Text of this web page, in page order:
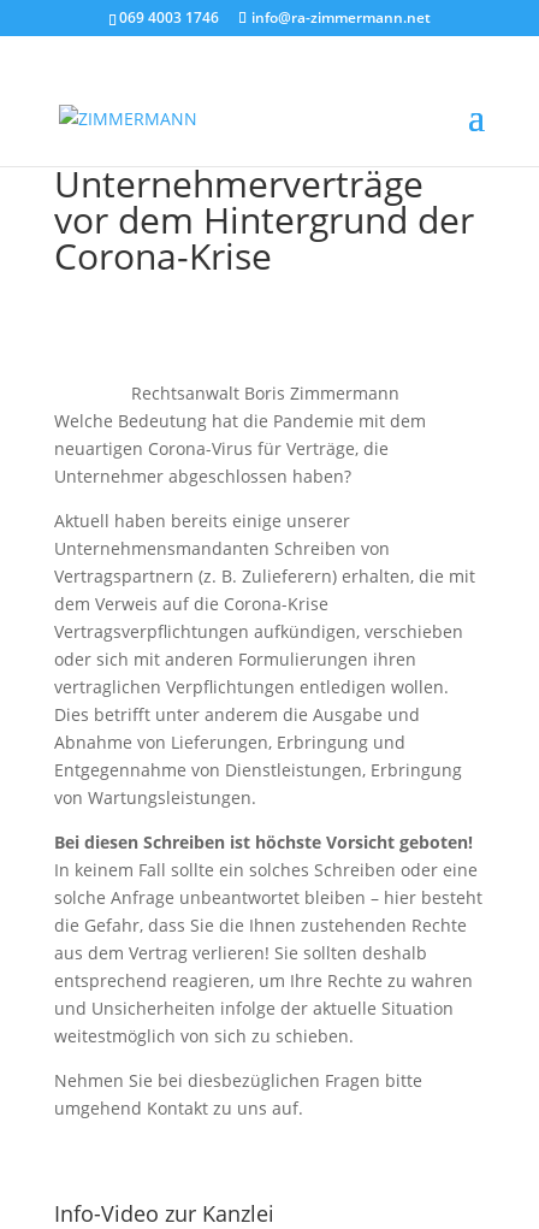
069 4003 1746 info@ra-zimmermann.net
Unternehmerverträge
vor dem Hintergrund der
Corona-Krise
Rechtsanwalt Boris Zimmermann
Welche Bedeutung hat die Pandemie mit dem
neuartigen Corona-Virus für Verträge, die
Unternehmer abgeschlossen haben?
Aktuell haben bereits einige unserer
Unternehmensmandanten Schreiben von
Vertragspartnern (z. B. Zulieferern) erhalten, die mit
dem Verweis auf die Corona-Krise
Vertragsverpflichtungen aufkündigen, verschieben
oder sich mit anderen Formulierungen ihren
vertraglichen Verpflichtungen entledigen wollen.
Dies betrifft unter anderem die Ausgabe und
Abnahme von Lieferungen, Erbringung und
Entgegennahme von Dienstleistungen, Erbringung
von Wartungsleistungen.
Bei diesen Schreiben ist höchste Vorsicht geboten!
In keinem Fall sollte ein solches Schreiben oder eine
solche Anfrage unbeantwortet bleiben – hier besteht
die Gefahr, dass Sie die Ihnen zustehenden Rechte
aus dem Vertrag verlieren! Sie sollten deshalb
entsprechend reagieren, um Ihre Rechte zu wahren
und Unsicherheiten infolge der aktuelle Situation
weitestmöglich von sich zu schieben.
Nehmen Sie bei diesbezüglichen Fragen bitte
umgehend Kontakt zu uns auf.
Info-Video zur Kanzlei